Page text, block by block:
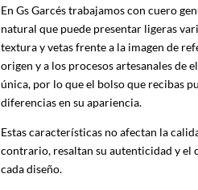
En Gs Garcés trabajamos con cuero
natural que puede presentar ligeras
textura y vetas frente a la imagen de
origen y a los procesos artesanales de
única, por lo que el bolso que recibas
diferencias en su apariencia.
Estas características no afectan la
contrario, resaltan su autenticidad y el
cada diseño.